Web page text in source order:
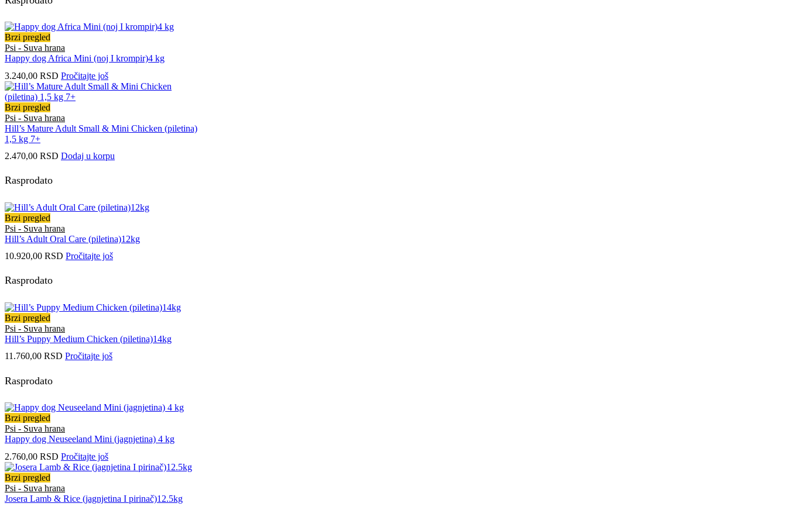
Brzi pregled
Psi - Suva hrana
Happy dog Africa Mini (noj I krompir)4 kg
3.240,00 RSD Pročitajte još
Brzi pregled
Psi - Suva hrana
Hill’s Mature Adult Small & Mini Chicken (piletina)
1,5 kg 7+
2.470,00 RSD Dodaj u korpu
Rasprodato
Brzi pregled
Psi - Suva hrana
Hill’s Adult Oral Care (piletina)12kg
10.920,00 RSD Pročitajte još
Rasprodato
Brzi pregled
Psi - Suva hrana
Hill’s Puppy Medium Chicken (piletina)14kg
11.760,00 RSD Pročitajte još
Rasprodato
Brzi pregled
Psi - Suva hrana
Happy dog Neuseeland Mini (jagnjetina) 4 kg
2.760,00 RSD Pročitajte još
Brzi pregled
Psi - Suva hrana
Josera Lamb & Rice (jagnjetina I pirinač)12.5kg